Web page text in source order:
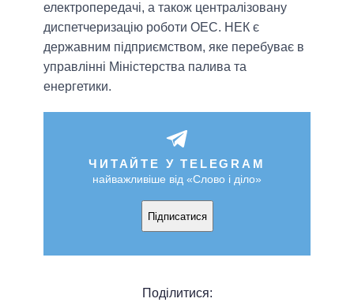
електропередачі, а також централізовану
диспетчеризацію роботи ОЕС. НЕК є
державним підприємством, яке перебуває в
управлінні Міністерства палива та
енергетики.
ЧИТАЙТЕ У TELEGRAM
найважливіше від «Слово і діло»
Підписатися
Поділитися: